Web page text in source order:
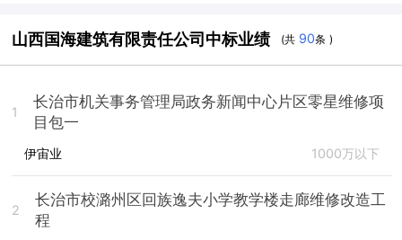
山西国海建筑有限责任公司中标业绩 (共 90条 )
1
长治市机关事务管理局政务新闻中心片区零星维修项
目包一
伊宙业 1000万以下
2
长治市校潞州区回族逸夫小学教学楼走廊维修改造工
程